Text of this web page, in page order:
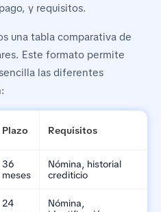
y requisitos.
una tabla comparativa de
Este formato permite
las diferentes
Plazo Requisitos
36
meses
Nómina, historial
crediticio
24
Nómina,